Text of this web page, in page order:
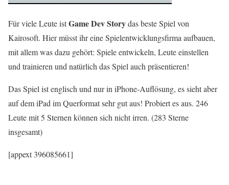
Für viele Leute istGame Dev Storydas beste Spiel von
Kairosoft. Hier müsst ihr eine Spielentwicklungsfirma aufbauen,
mit allem was dazu gehört: Spiele entwickeln, Leute einstellen
und trainieren und natürlich das Spiel auch präsentieren!
Das Spiel ist englisch und nur in iPhone-Auflösung, es sieht aber
auf dem iPad im Querformat sehr gut aus! Probiert es aus. 246
Leute mit 5 Sternen können sich nicht irren. (283 Sterne
insgesamt)
[appext 396085661]